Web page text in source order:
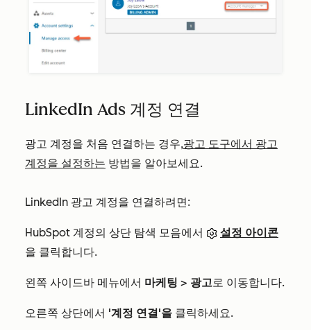
LinkedIn Ads 계정 연결
광고 계정을 처음 연결하는 경우,광고 도구에서 광고
계정을 설정하는 방법을 알아보세요.
LinkedIn 광고 계정을 연결하려면:
HubSpot 계정의 상단 탐색 모음에서
설정 아이콘
을 클릭합니다.
왼쪽 사이드바 메뉴에서 마케팅 > 광고로 이동합니다.
오른쪽 상단에서 '계정 연결'을 클릭하세요.